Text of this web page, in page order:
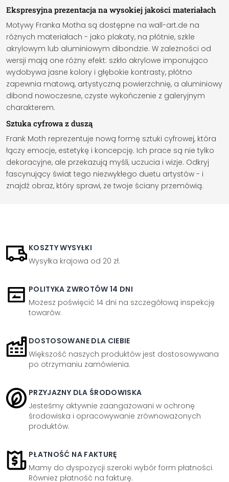
Ekspresyjna prezentacja na wysokiej jakości materiałach
Motywy Franka Motha są dostępne na wall-art.de na
różnych materiałach - jako plakaty, na płótnie, szkle
akrylowym lub aluminiowym dibondzie. W zależności od
wersji mają one różny efekt: szkło akrylowe imponująco
wydobywa jasne kolory i głębokie kontrasty, płótno
zapewnia matową, artystyczną powierzchnię, a aluminiowy
dibond nowoczesne, czyste wykończenie z galeryjnym
charakterem.
Sztuka cyfrowa z duszą
Frank Moth reprezentuje nową formę sztuki cyfrowej, która
łączy emocje, estetykę i koncepcję. Ich prace są nie tylko
dekoracyjne, ale przekazują myśli, uczucia i wizje. Odkryj
fascynujący świat tego niezwykłego duetu artystów - i
znajdź obraz, który sprawi, że twoje ściany przemówią.
KOSZTY WYSYŁKI
Wysyłka krajowa od 20 zł.
POLITYKA ZWROTÓW 14 DNI
Możesz poświęcić 14 dni na szczegółową inspekcję
towarów.
DOSTOSOWANE DLA CIEBIE
Większość naszych produktów jest dostosowywana
po otrzymaniu zamówienia.
PRZYJAZNY DLA ŚRODOWISKA
Jesteśmy aktywnie zaangażowani w ochronę
środowiska i opracowywanie zrównoważonych
produktów.
PŁATNOŚĆ NA FAKTURĘ
Mamy do dyspozycji szeroki wybór form płatności.
Również płatność na fakturę.